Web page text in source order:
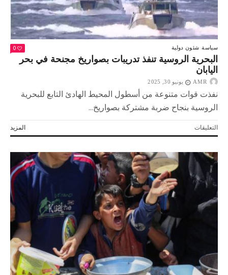
سياسة شئون دولية 0
البحرية الروسية تنفذ تدريبات بصواريخ مجنحة في بحر
اليابان
AMR يونيو 30, 2025
نفذت قوات متنوعة من أسطول المحيط الهادئ التابع للبحرية
الروسية بنجاح ضربة مشتركة بصواريخ...
المزيد التعليقاتعلى
البحرية
تنفذ
تدريبات
بصواريخ
مجنحة
بحر